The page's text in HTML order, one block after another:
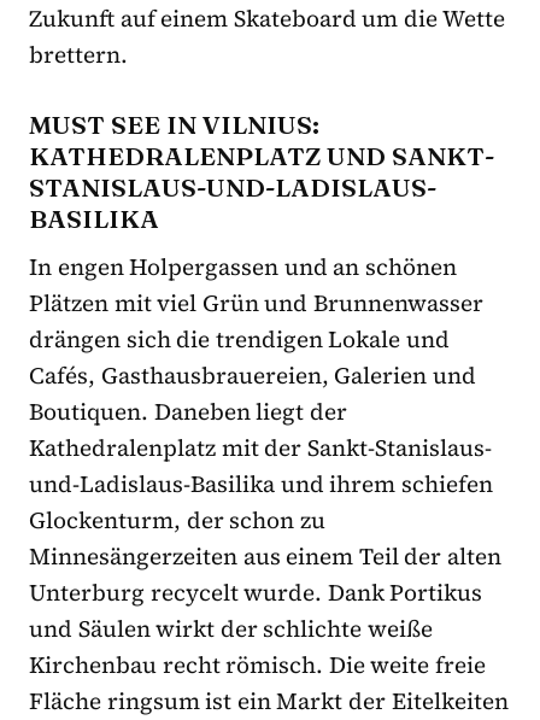
Zukunft auf einem Skateboard um die Wette
brettern.
MUST SEE IN VILNIUS:
KATHEDRALENPLATZ UND SANKT-
STANISLAUS-UND-LADISLAUS-
BASILIKA
In engen Holpergassen und an schönen
Plätzen mit viel Grün und Brunnenwasser
drängen sich die trendigen Lokale und
Cafés, Gasthausbrauereien, Galerien und
Boutiquen. Daneben liegt der
Kathedralenplatz mit der Sankt-Stanislaus-
und-Ladislaus-Basilika und ihrem schiefen
Glockenturm, der schon zu
Minnesängerzeiten aus einem Teil der alten
Unterburg recycelt wurde. Dank Portikus
und Säulen wirkt der schlichte weiße
Kirchenbau recht römisch. Die weite freie
Fläche ringsum ist ein Markt der Eitelkeiten